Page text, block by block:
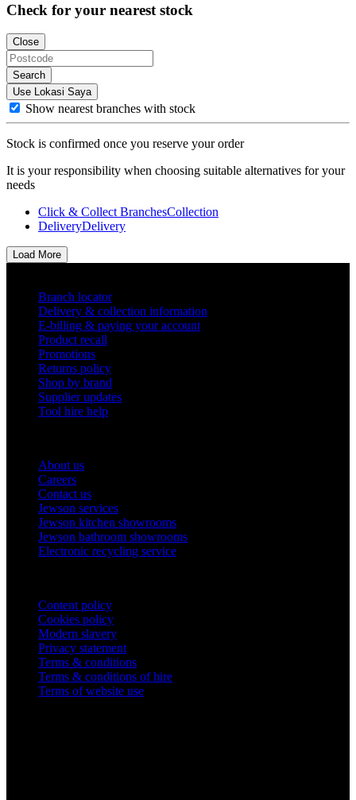
Check for your nearest stock
Close
Search
Use Lokasi Saya
Show nearest branches with stock
Stock is confirmed once you reserve your order
It is your responsibility when choosing suitable alternatives for your
needs
Click & Collect BranchesCollection
DeliveryDelivery
Load More
Branch locator
Delivery & collection information
E-billing & paying your account
Product recall
Promotions
Returns policy
Shop by brand
Supplier updates
Tool hire help
About us
Careers
Contact us
Jewson services
Jewson kitchen showrooms
Jewson bathroom showrooms
Electronic recycling service
Content policy
Cookies policy
Modern slavery
Privacy statement
Terms & conditions
Terms & conditions of hire
Terms of website use